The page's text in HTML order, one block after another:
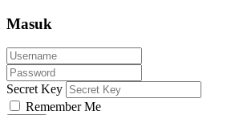
Masuk
Secret Key
Remember Me